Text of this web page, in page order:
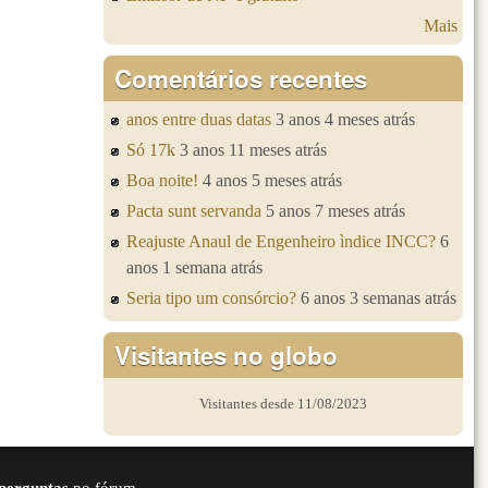
Mais
Comentários recentes
anos entre duas datas 3 anos 4 meses atrás
Só 17k 3 anos 11 meses atrás
Boa noite! 4 anos 5 meses atrás
Pacta sunt servanda 5 anos 7 meses atrás
Reajuste Anaul de Engenheiro ìndice INCC? 6
anos 1 semana atrás
Seria tipo um consórcio? 6 anos 3 semanas atrás
Visitantes no globo
Visitantes desde 11/08/2023